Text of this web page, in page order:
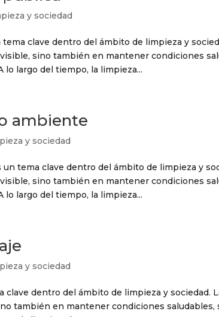
y sociedad
clave dentro del ámbito de limpieza y
sino también en mantener condiciones
lo largo del tiempo, la limpieza...
ambiente
y sociedad
tema clave dentro del ámbito de limpieza y
sino también en mantener condiciones
lo largo del tiempo, la limpieza...
y sociedad
clave dentro del ámbito de limpieza y sociedad.
también en mantener condiciones saludables,